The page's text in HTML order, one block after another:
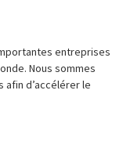
entreprises
Nous sommes
d’accélérer le